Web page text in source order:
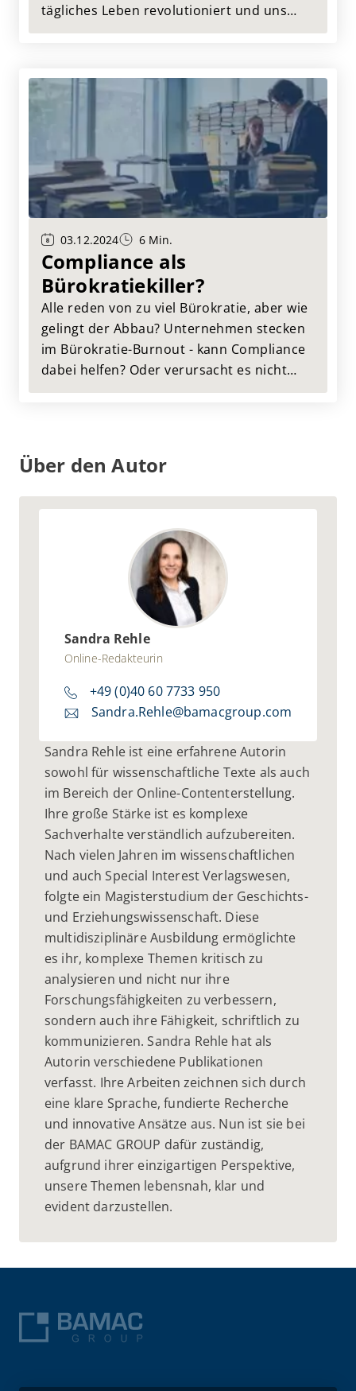
tägliches Leben revolutioniert und uns
gleichzeitig herausgefordert haben. Die IT
zurück.
03.12.2024 6 Min.
Compliance als
Bürokratiekiller?
Alle reden von zu viel Bürokratie, aber wie
gelingt der Abbau? Unternehmen stecken
im Bürokratie-Burnout - kann Compliance
dabei helfen? Oder verursacht es nicht
noch mehr Bürokratie? Im folgenden
Über den Autor
Sandra Rehle
Online-Redakteurin
+49 (0)40 60 7733 950
Sandra.Rehle@bamacgroup.com
Sandra Rehle ist eine erfahrene Autorin
sowohl für wissenschaftliche Texte als auch
im Bereich der Online-Contenterstellung.
Ihre große Stärke ist es komplexe
Sachverhalte verständlich aufzubereiten.
Nach vielen Jahren im wissenschaftlichen
und auch Special Interest Verlagswesen,
folgte ein Magisterstudium der Geschichts-
und Erziehungswissenschaft. Diese
multidisziplinäre Ausbildung ermöglichte
es ihr, komplexe Themen kritisch zu
analysieren und nicht nur ihre
Forschungsfähigkeiten zu verbessern,
sondern auch ihre Fähigkeit, schriftlich zu
kommunizieren. Sandra Rehle hat als
Autorin verschiedene Publikationen
verfasst. Ihre Arbeiten zeichnen sich durch
eine klare Sprache, fundierte Recherche
und innovative Ansätze aus. Nun ist sie bei
der BAMAC GROUP dafür zuständig,
aufgrund ihrer einzigartigen Perspektive,
unsere Themen lebensnah, klar und
evident darzustellen.